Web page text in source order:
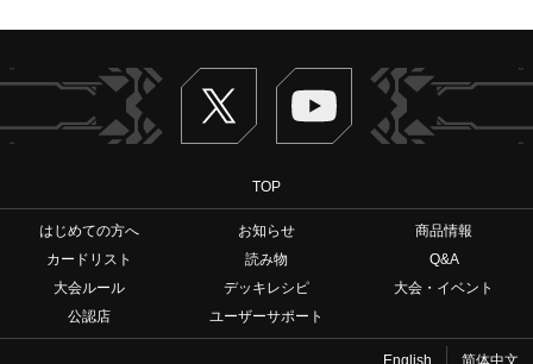
Twitter ヴァンガードch
TOP
はじめての方へ お知らせ
商品情報
カードリスト
読み物
Q&A
大会ルール
デッキレシピ
大会・イベント
公認店
ユーザーサポート
English 简体中文